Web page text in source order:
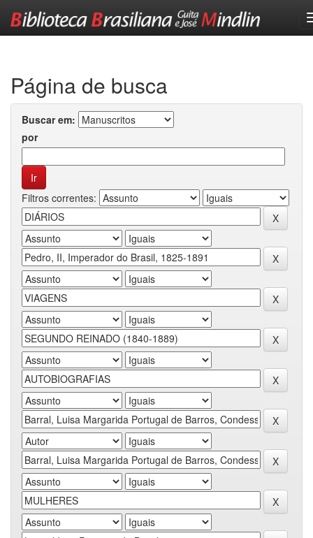
Página de busca
Buscar em:
por
Filtros correntes: